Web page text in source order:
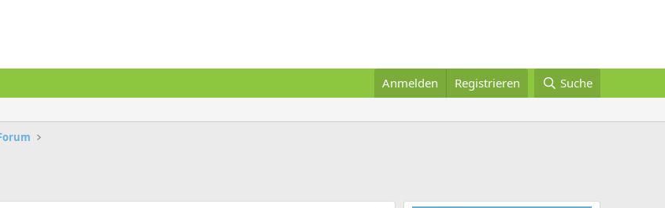
Anmelden Registrieren Suche